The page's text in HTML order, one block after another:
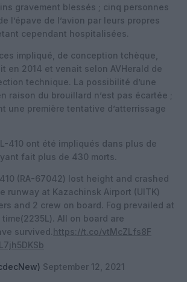
gravement blessés ; cinq personnes
l’épave de l’avion par leurs propres
cependant hospitalisées.
impliqué, de conception tchèque,
en 2014 et venait selon AVHerald de
technique. La possibilité d’une
raison du brouillard n’est pas écartée ;
une première tentative d’atterrissage
410 ont été impliqués dans plus de
fait plus de 430 morts.
(RA-67042) lost height and crashed
runway at Kazachinsk Airport (UITK)
and 2 crew on board. Fog prevailed at
All on board are
survived.https://t.co/vtMcZLfs8F
September 12, 2021